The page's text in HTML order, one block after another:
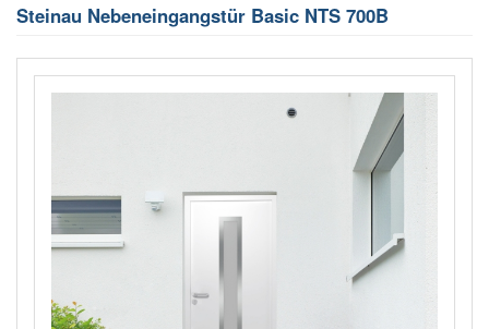
Steinau Nebeneingangstür Basic NTS 700B